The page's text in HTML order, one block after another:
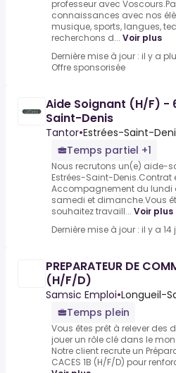
professeur avec
connaissances avec nos
musique, sports, langues,
recherchons d... Voir plus
Dernière mise à jour : il y a
Offre sponsorisée
Aide Soignant (H/F) -
Saint-Denis
Tantor•Estrées-Saint-
Temps partiel +1
Nous recrutons un(e) aide-
Estrées-Saint-Denis.Contrat
Accompagnement du lundi
samedi et dimanche.Vous
souhaitez travaill... Voir plus
Dernière mise à jour : il y a 14
PREPARATEUR DE
(H/F/D)
Samsic Emploi•Longueil-
Temps plein
Vous êtes prêt à relever des
jouer un rôle clé dans le
Notre client recrute un
CACES 1B (H/F/D) pour